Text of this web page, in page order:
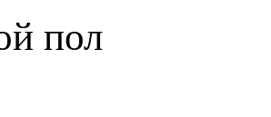
пол